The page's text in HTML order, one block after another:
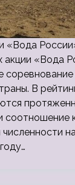
«Вода
акции «Вода
В
соотношение